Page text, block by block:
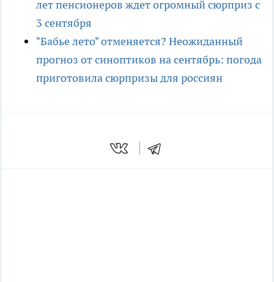
лет пенсионеров ждет огромный сюрприз с
3 сентября
"Бабье лето" отменяется? Неожиданный
прогноз от синоптиков на сентябрь: погода
приготовила сюрпризы для россиян